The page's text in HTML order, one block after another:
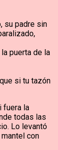
su padre sin
puerta de la
si tu tazón
fuera la
todas las
Lo levantó
con